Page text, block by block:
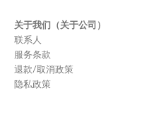
关于我们（关于公司）
联系人
服务条款
退款/取消政策
隐私政策